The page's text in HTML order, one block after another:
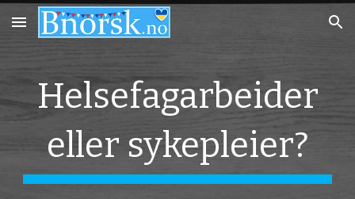
Skip to main content Skip to navigation
Helsefagarbeider
eller sykepleier?